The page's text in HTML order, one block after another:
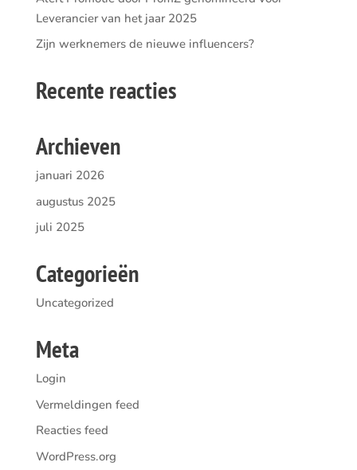
Leverancier van het jaar 2025
Zijn werknemers de nieuwe influencers?
Recente reacties
Archieven
januari 2026
augustus 2025
juli 2025
Categorieën
Uncategorized
Meta
Login
Vermeldingen feed
Reacties feed
WordPress.org